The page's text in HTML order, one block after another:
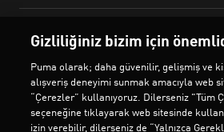
Gizliliğiniz bizim için
Puma olarak; daha güvenilir, gelişmiş ve
alışveriş deneyimi sunmak amacıyla web
“Çerezler” kullanıyoruz. Dilerseniz "Tüm
seçeneğine tıklayarak web sitesinde
izin verebilir, dilerseniz de “Yalnızca